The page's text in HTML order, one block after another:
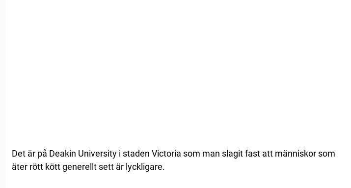
Det är på Deakin University i staden Victoria som man slagit fast att människor som
äter rött kött generellt sett är lyckligare.